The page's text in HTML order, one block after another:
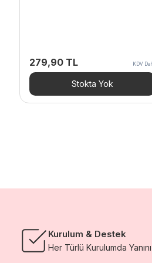
279,90 TL KDV
Stokta Yok
Kurulum & Destek
Her Türlü Kurulumda